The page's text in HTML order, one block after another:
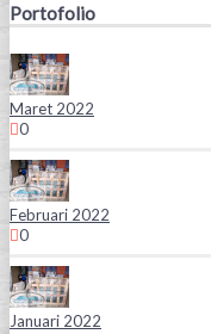
Portofolio
Maret 2022
0
Februari 2022
0
Januari 2022